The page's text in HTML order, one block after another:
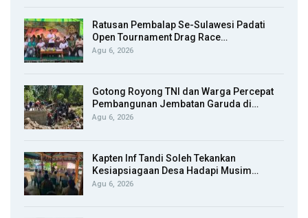
Ratusan Pembalap Se-Sulawesi Padati
Open Tournament Drag Race…
Agu 6, 2026
Gotong Royong TNI dan Warga Percepat
Pembangunan Jembatan Garuda di…
Agu 6, 2026
Kapten Inf Tandi Soleh Tekankan
Kesiapsiagaan Desa Hadapi Musim…
Agu 6, 2026